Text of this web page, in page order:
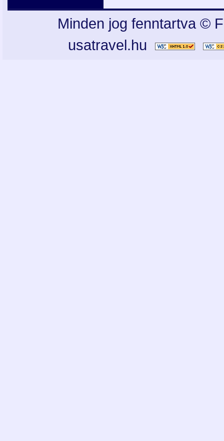
Minden jog fenntartva ©
usatravel.hu